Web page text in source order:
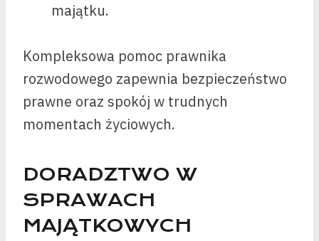
majątku.
Kompleksowa pomoc prawnika
rozwodowego zapewnia bezpieczeństwo
prawne oraz spokój w trudnych
momentach życiowych.
DORADZTWO W
SPRAWACH
MAJĄTKOWYCH